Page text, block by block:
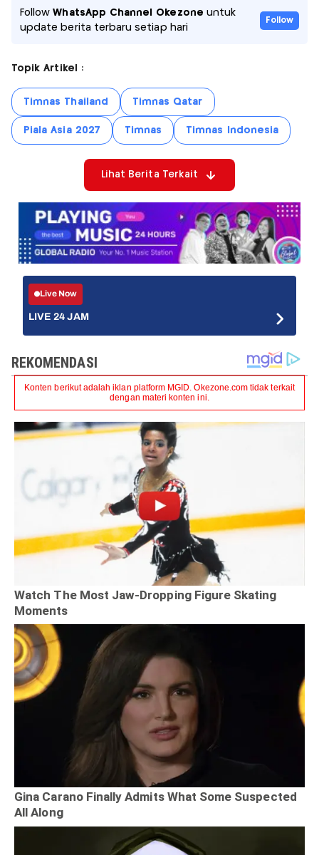
FollowWhatsApp Channel Okezone untuk
update berita terbaru setiap hari
Follow
Topik Artikel :
Timnas Thailand Timnas Qatar
Piala Asia 2027 Timnas Timnas Indonesia
Lihat Berita Terkait
Live Now
LIVE 24 JAM